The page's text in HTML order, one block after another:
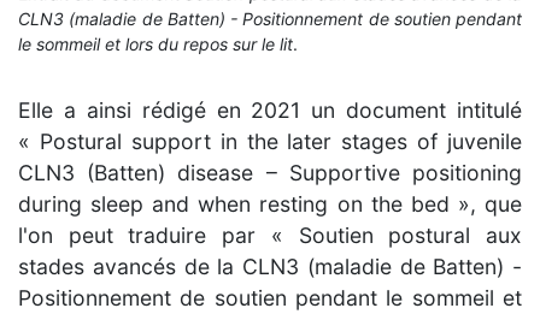
CLN3 (maladie de Batten) - Positionnement de soutien pendant
le sommeil et lors du repos sur le lit.
Elle a ainsi rédigé en 2021 un document intitulé
« Postural support in the later stages of juvenile
CLN3 (Batten) disease – Supportive positioning
during sleep and when resting on the bed », que
l'on peut traduire par « Soutien postural aux
stades avancés de la CLN3 (maladie de Batten) -
Positionnement de soutien pendant le sommeil et